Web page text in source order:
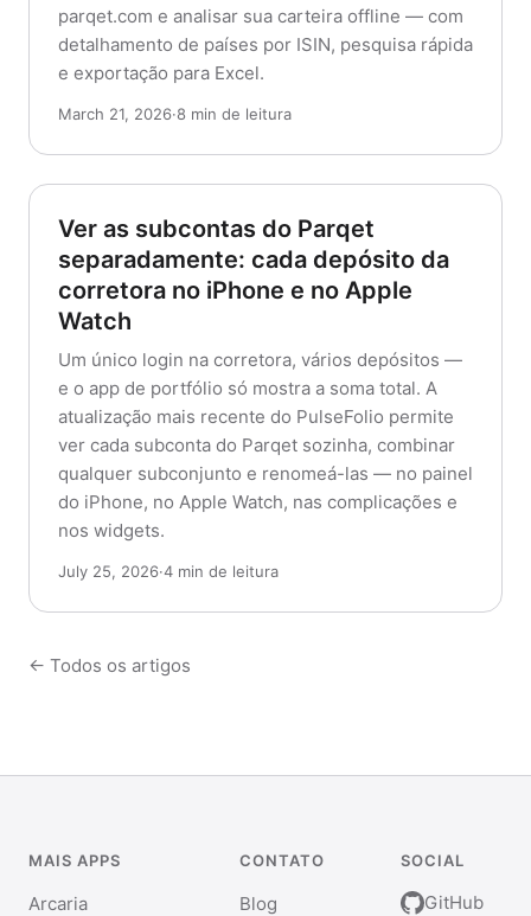
parqet.com e analisar sua carteira offline — com
detalhamento de países por ISIN, pesquisa rápida
e exportação para Excel.
March 21, 2026·8 min de leitura
Ver as subcontas do Parqet
separadamente: cada depósito da
corretora no iPhone e no Apple
Watch
Um único login na corretora, vários depósitos —
e o app de portfólio só mostra a soma total. A
atualização mais recente do PulseFolio permite
ver cada subconta do Parqet sozinha, combinar
qualquer subconjunto e renomeá-las — no painel
do iPhone, no Apple Watch, nas complicações e
nos widgets.
July 25, 2026·4 min de leitura
← Todos os artigos
MAIS APPS
Arcaria
CONTATO
Blog
SOCIAL
GitHub